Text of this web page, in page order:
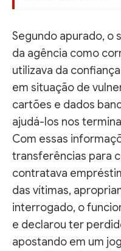
Segundo apurado, o
da agência como
utilizava da
em situação de
cartões e dados
ajudá-los nos
Com essas
transferências para
contratava
das vítimas,
interrogado, o
e declarou ter
apostando em um